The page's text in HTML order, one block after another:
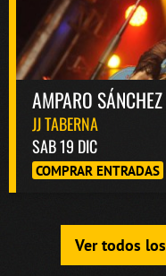
AMPARO SÁNCHEZ
JJ TABERNA
SAB 19 DIC
COMPRAR ENTRADAS
Ver todos